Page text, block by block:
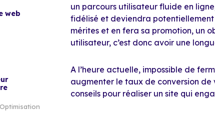
web
Optimisation
un parcours utilisateur fluide en
fidélisé et deviendra
mérites et en fera sa promotion, un
utilisateur, c’est donc avoir une
A l’heure actuelle, impossible de
augmenter le taux de conversion
conseils pour réaliser un site qui